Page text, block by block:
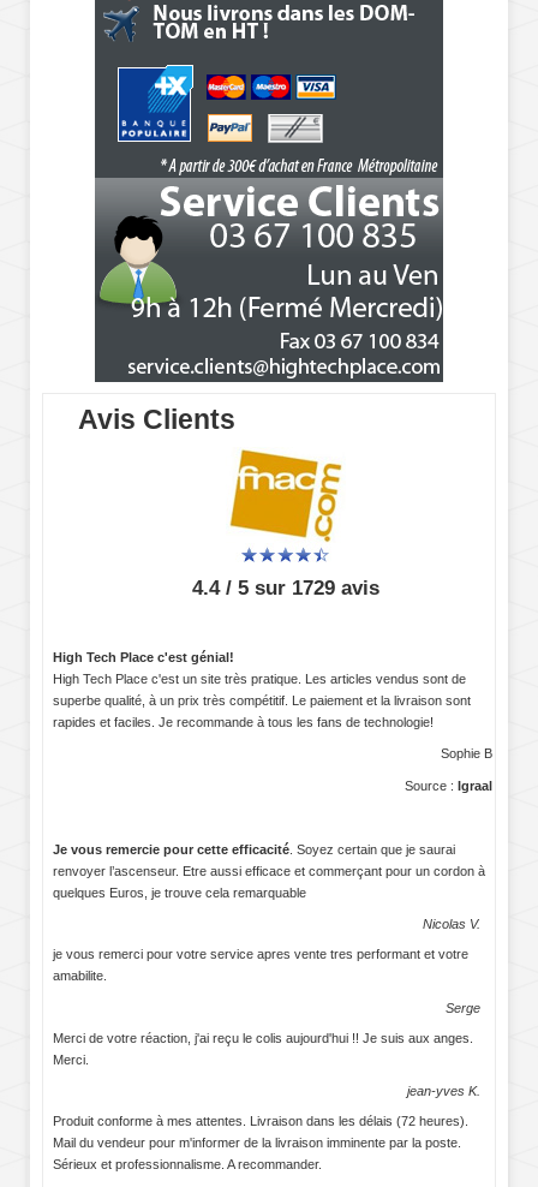
Avis Clients
4.4 / 5 sur 1729 avis
High Tech Place c'est génial!
High Tech Place c'est un site très pratique. Les articles vendus sont de
superbe qualité, à un prix très compétitif. Le paiement et la livraison sont
rapides et faciles. Je recommande à tous les fans de technologie!
Sophie B
Source : Igraal
Je vous remercie pour cette efficacité . Soyez certain que je saurai
renvoyer l’ascenseur. Etre aussi efficace et commerçant pour un cordon à
quelques Euros, je trouve cela remarquable
Nicolas V.
je vous remerci pour votre service apres vente tres performant et votre
amabilite.
Serge
Merci de votre réaction, j'ai reçu le colis aujourd'hui !! Je suis aux anges.
Merci.
jean-yves K.
Produit conforme à mes attentes. Livraison dans les délais (72 heures).
Mail du vendeur pour m'informer de la livraison imminente par la poste.
Sérieux et professionnalisme. A recommander.